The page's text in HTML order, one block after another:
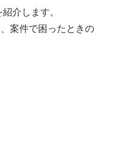
介します。
案件で困ったときの